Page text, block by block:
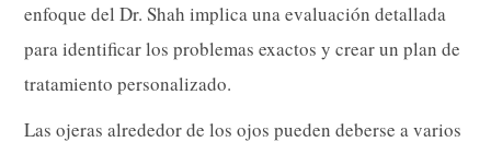
enfoque del Dr. Shah implica una evaluación detallada
para identificar los problemas exactos y crear un plan de
tratamiento personalizado.
Las ojeras alrededor de los ojos pueden deberse a varios